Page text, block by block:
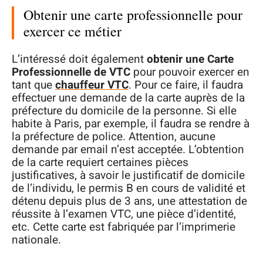
Obtenir une carte professionnelle pour
exercer ce métier
L’intéressé doit égalementobtenir une Carte
Professionnelle de VTC pour pouvoir exercer en
tant quechauffeur VTC. Pour ce faire, il faudra
effectuer une demande de la carte auprès de la
préfecture du domicile de la personne. Si elle
habite à Paris, par exemple, il faudra se rendre à
la préfecture de police. Attention, aucune
demande par email n’est acceptée. L’obtention
de la carte requiert certaines pièces
justificatives, à savoir le justificatif de domicile
de l’individu, le permis B en cours de validité et
détenu depuis plus de 3 ans, une attestation de
réussite à l’examen VTC, une pièce d’identité,
etc. Cette carte est fabriquée par l’imprimerie
nationale.